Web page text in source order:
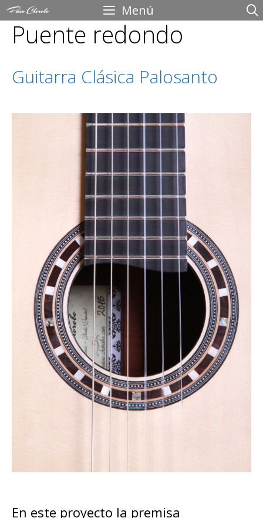
Saltar
contenido
Menú
Puente redondo
Guitarra Clásica Palosanto
En este proyecto la premisa